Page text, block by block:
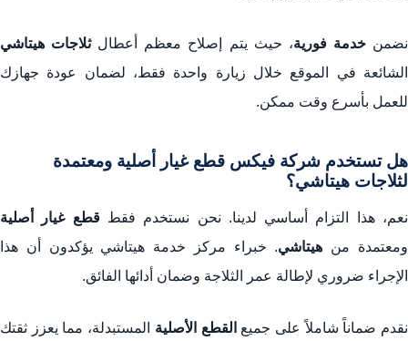
نضمنخدمة فورية، حيث يتم إصلاح معظم أعطالثلاجات هيتاشي
الشائعة في الموقع خلال زيارة واحدة فقط، لضمان عودة جهازك
للعمل بأسرع وقت ممكن.
هل تستخدم شركة فيكس قطع غيار أصلية ومعتمدة
لثلاجات هيتاشي؟
نعم، هذا التزام أساسي لدينا. نحن نستخدم فقطقطع غيار أصلية
ومعتمدة من هيتاشي. خبراء مركز خدمة هيتاشي يؤكدون أن هذا
الإجراء ضروري لإطالة عمر الثلاجة وضمان أدائها الفائق.
نقدم ضماناً شاملاً على جميع القطع الأصلية المستبدلة، مما يعزز ثقتك